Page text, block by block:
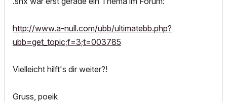
http://www.a-null.com/ubb/ultimatebb.php?
ubb=get_topic;f=3;t=003785
Vielleicht hilft's dir weiter?!
Gruss, poeik